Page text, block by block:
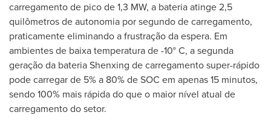
carregamento de pico de 1,3 MW, a bateria atinge 2,5
quilômetros de autonomia por segundo de carregamento,
praticamente eliminando a frustração da espera. Em
ambientes de baixa temperatura de -10° C, a segunda
geração da bateria Shenxing de carregamento super-rápido
pode carregar de 5% a 80% de SOC em apenas 15 minutos,
sendo 100% mais rápida do que o maior nível atual de
carregamento do setor.